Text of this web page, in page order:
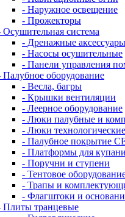
- Наружное освещение
- Прожекторы
Осушительная система
- Дренажные аксессуары
- Насосы осушительные
- Панели управления
Палубное оборудование
- Весла, багры
- Крышки вентиляции
- Леерное оборудование
- Люки палубные и
- Люки технологические
- Палубное покрытие
- Платформы для
- Поручни и ступени
- Тентовое
- Трапы и
- Флагштоки и
Плиты транцевые